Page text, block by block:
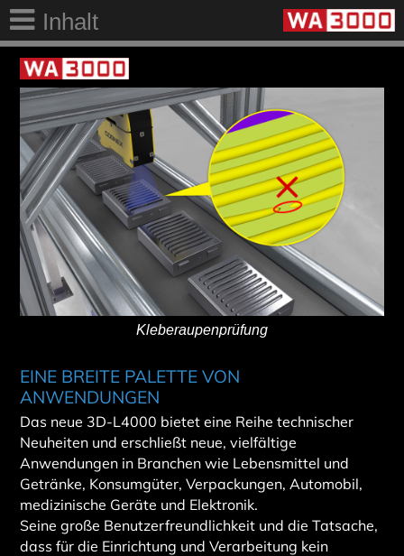
Inhalt
Kleberaupenprüfung
EINE BREITE PALETTE VON
ANWENDUNGEN
Das neue 3D-L4000 bietet eine Reihe technischer
Neuheiten und erschließt neue, vielfältige
Anwendungen in Branchen wie Lebensmittel und
Getränke, Konsumgüter, Verpackungen, Automobil,
medizinische Geräte und Elektronik.
Seine große Benutzerfreundlichkeit und die Tatsache,
dass für die Einrichtung und Verarbeitung kein